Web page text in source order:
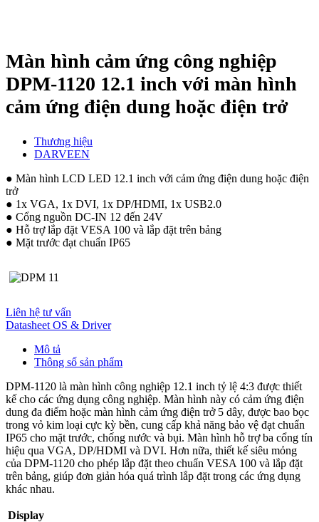
Màn hình cảm ứng công nghiệp
DPM-1120 12.1 inch với màn hình
cảm ứng điện dung hoặc điện trở
Thương hiệu
DARVEEN
● Màn hình LCD LED 12.1 inch với cảm ứng điện dung hoặc điện
trở
● 1x VGA, 1x DVI, 1x DP/HDMI, 1x USB2.0
● Cổng nguồn DC-IN 12 đến 24V
● Hỗ trợ lắp đặt VESA 100 và lắp đặt trên bảng
● Mặt trước đạt chuẩn IP65
Liên hệ tư vấn
Datasheet OS & Driver
Mô tả
Thông số sản phẩm
DPM-1120 là màn hình công nghiệp 12.1 inch tỷ lệ 4:3 được thiết
kế cho các ứng dụng công nghiệp. Màn hình này có cảm ứng điện
dung đa điểm hoặc màn hình cảm ứng điện trở 5 dây, được bao bọc
trong vỏ kim loại cực kỳ bền, cung cấp khả năng bảo vệ đạt chuẩn
IP65 cho mặt trước, chống nước và bụi. Màn hình hỗ trợ ba cổng tín
hiệu qua VGA, DP/HDMI và DVI. Hơn nữa, thiết kế siêu mỏng
của DPM-1120 cho phép lắp đặt theo chuẩn VESA 100 và lắp đặt
trên bảng, giúp đơn giản hóa quá trình lắp đặt trong các ứng dụng
khác nhau.
Display